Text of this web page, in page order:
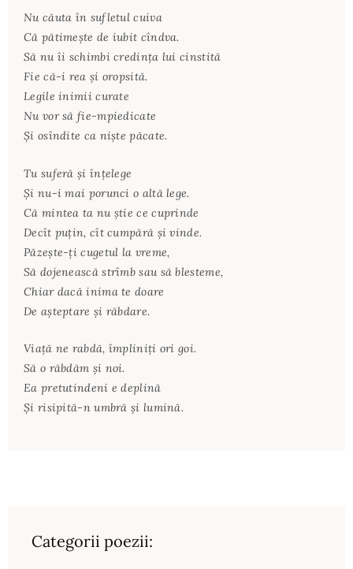
Nu căuta în sufletul cuiva
Că pătimește de iubit cîndva.
Să nu îi schimbi credința lui cinstită
Fie că-i rea și oropsită.
Legile inimii curate
Nu vor să fie-mpiedicate
Și osîndite ca niște păcate.
Tu suferă și înțelege
Și nu-i mai porunci o altă lege.
Că mintea ta nu știe ce cuprinde
Decît puțin, cît cumpără și vinde.
Păzește-ți cugetul la vreme,
Să dojenească strîmb sau să blesteme,
Chiar dacă inima te doare
De așteptare și răbdare.
Viață ne rabdă, împliniți ori goi.
Să o răbdăm și noi.
Ea pretutindeni e deplină
Și risipită-n umbră și lumină.
Categorii poezii: